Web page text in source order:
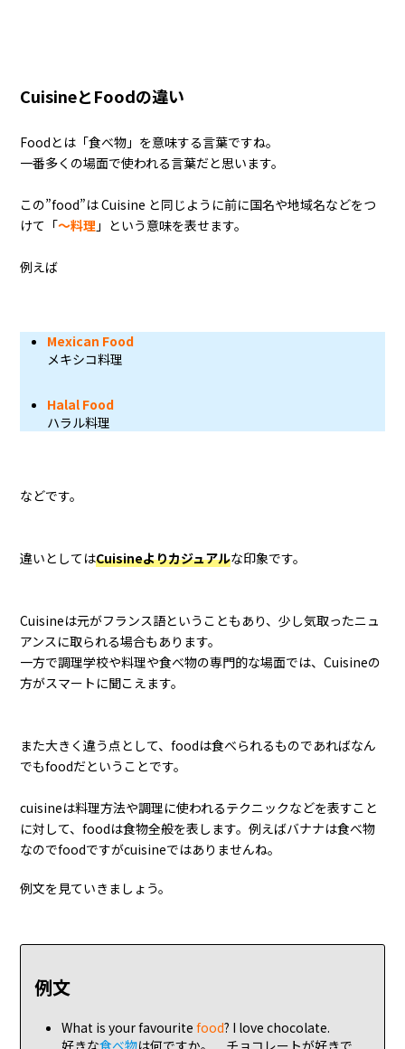
CuisineとFoodの違い
Foodとは「食べ物」を意味する言葉ですね。
一番多くの場面で使われる言葉だと思います。
この”food”は Cuisine と同じように前に国名や地域名などをつ
けて「〜料理 」という意味を表せます。
例えば
Mexican Food
メキシコ料理
Halal Food
ハラル料理
などです。
違いとしてはCuisineよりカジュアルな印象です。
Cuisineは元がフランス語ということもあり、少し気取ったニュ
アンスに取られる場合もあります。
一方で調理学校や料理や食べ物の専門的な場面では、Cuisineの
方がスマートに聞こえます。
また大きく違う点として、foodは食べられるものであればなん
でもfoodだということです。
cuisineは料理方法や調理に使われるテクニックなどを表すこと
に対して、foodは食物全般を表します。例えばバナナは食べ物
なのでfoodですがcuisineではありませんね。
例文を見ていきましょう。
例文
What is your favouritefood? I love chocolate.